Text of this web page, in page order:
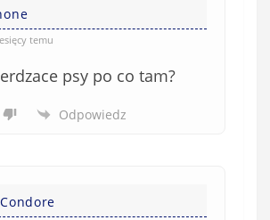
temu
psy po co tam?
Odpowiedz